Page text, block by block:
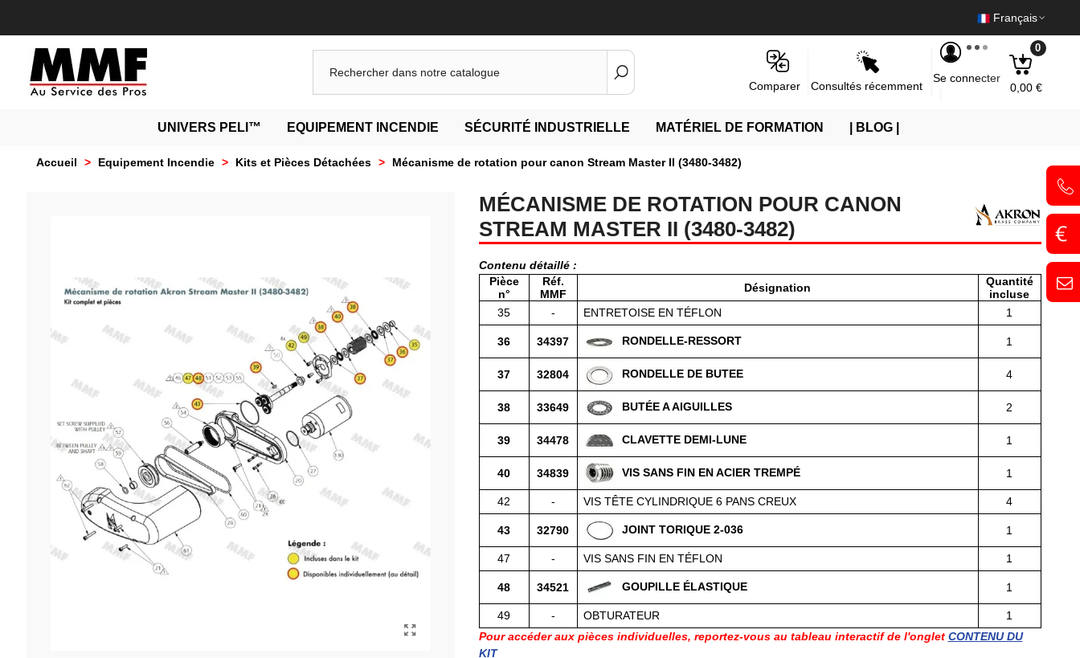
Français
Consultés récemment
Se connecter
0
0,00 €
Comparer
UNIVERS PELI™ EQUIPEMENT INCENDIE SÉCURITÉ INDUSTRIELLE MATÉRIEL DE FORMATION | BLOG |
Accueil > Equipement Incendie > Kits et Pièces Détachées > Mécanisme de rotation pour canon Stream Master II (3480-3482)
MÉCANISME DE ROTATION POUR CANON
STREAM MASTER II (3480-3482)
Contenu détaillé :
Pièce
n°
Réf.
MMF
Désignation
Quantité
incluse
35
- ENTRETOISE EN TÉFLON 1
36 34397 RONDELLE-RESSORT 1
37 32804 RONDELLE DE BUTEE 4
38 33649 BUTÉE A AIGUILLES 2
39 34478 CLAVETTE DEMI-LUNE 1
40 34839 VIS SANS FIN EN ACIER TREMPÉ 1
42 - VIS TÊTE CYLINDRIQUE 6 PANS CREUX 4
43 32790 JOINT TORIQUE 2-036 1
47 - VIS SANS FIN EN TÉFLON 1
48 34521 GOUPILLE ÉLASTIQUE 1
49 - OBTURATEUR
1
Pour accéder aux pièces individuelles, reportez-vous au tableau interactif de l'onglet CONTENU DU
KIT